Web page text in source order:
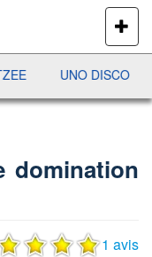
PLUS
DE
JEUX
UNO DISCO
domination
1 avis